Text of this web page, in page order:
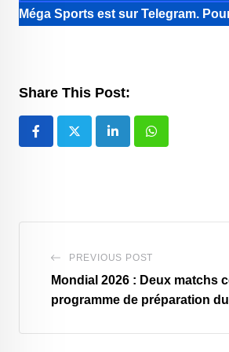
Méga Sports est sur Telegram.
Share This Post:
LinkedIn Whatsapp
PREVIOUS POST
Mondial 2026 : Deux matchs
programme de préparation